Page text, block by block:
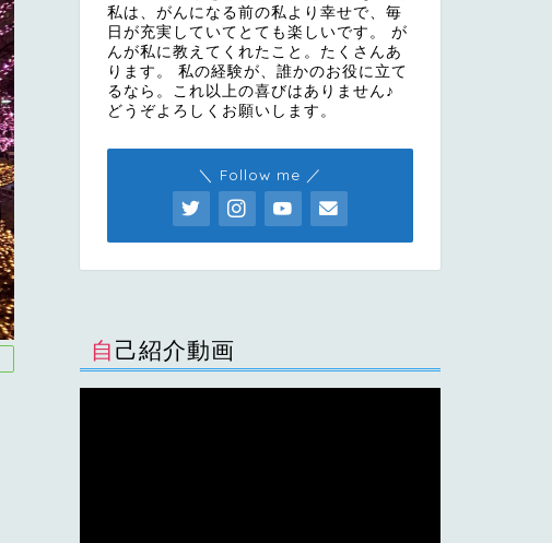
私は、がんになる前の私より幸せで、毎
日が充実していてとても楽しいです。 が
んが私に教えてくれたこと。たくさんあ
ります。 私の経験が、誰かのお役に立て
るなら。これ以上の喜びはありません♪
どうぞよろしくお願いします。
＼ Follow me ／
自己紹介動画